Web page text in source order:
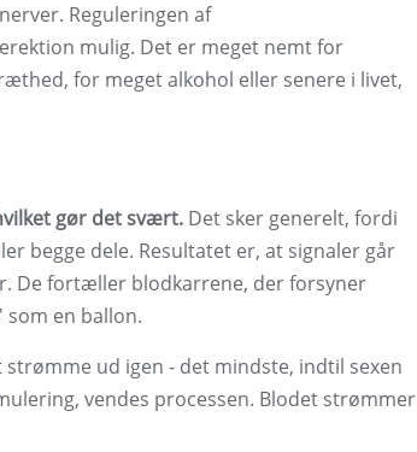
Reguleringen af
mulig. Det er meget nemt for
for meget alkohol eller senere i livet,
gør det svært. Det sker generelt, fordi
begge dele. Resultatet er, at signaler går
De fortæller blodkarrene, der forsyner
en ballon.
ud igen - det mindste, indtil sexen
vendes processen. Blodet strømmer